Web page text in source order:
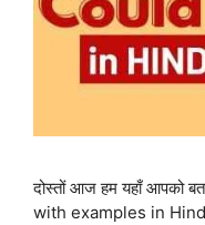
दोस्तों आज हम यहाँ आपको
with examples in Hindi.